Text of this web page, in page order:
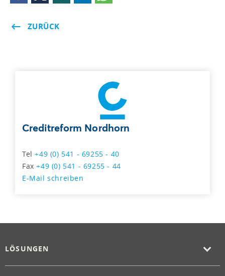
ZURÜCK
Creditreform Nordhorn
Tel+49 (0) 541 - 69255 - 40
Fax+49 (0) 541 - 69255 - 44
E-Mail schreiben
LÖSUNGEN